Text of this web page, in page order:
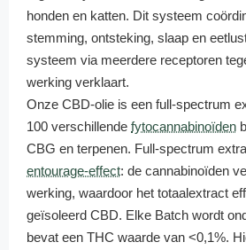
honden en katten. Dit systeem
stemming, ontsteking, slaap en
systeem via meerdere receptoren
werking verklaart.
Onze CBD-olie is een full-spectrum
100 verschillende fytocannabinoïden
CBG en terpenen. Full-spectrum
entourage-effect: de cannabinoïden
werking, waardoor het totaalextract
geïsoleerd CBD. Elke Batch wordt
bevat een THC waarde van <0,1%.